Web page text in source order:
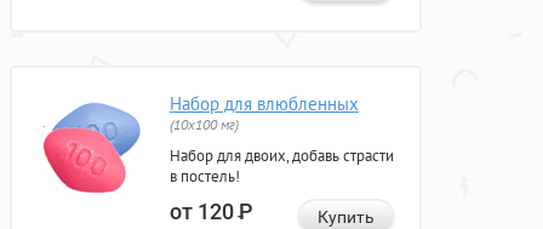
Набор для влюбленных
(10х100 мг)
Набор для двоих, добавь страсти
в постель!
от 120Р Купить